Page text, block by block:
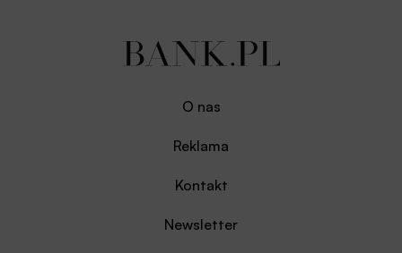
O nas
Reklama
Kontakt
Newsletter